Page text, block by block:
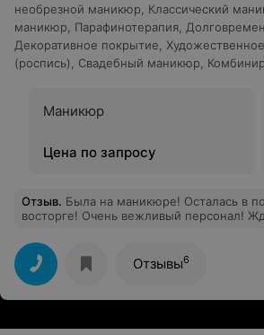
необрезной маникюр
Классический
маникюр
Парафинотерапия
Декоративное покрытие
(роспись)
Свадебный маникюр
Маникюр
Цена по запросу
Отзыв. Была на маникюре! Осталась в
восторге! Очень вежливый персонал!
Отзывы6